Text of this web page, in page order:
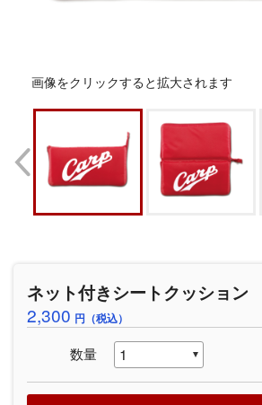
画像をクリックすると拡大されます
ネット付きシートクッション
2,300 円（税込）
数量